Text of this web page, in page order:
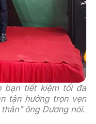
bạn tiết kiệm tối đa
tận hưởng trọn vẹn
ông Dương nói.